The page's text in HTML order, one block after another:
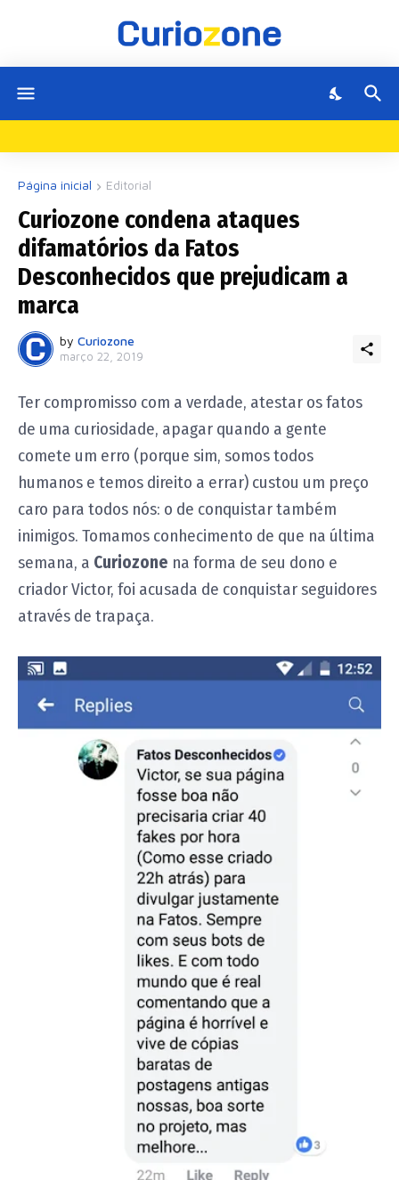
Página inicial Editorial
Curiozone condena ataques
difamatórios da Fatos
Desconhecidos que prejudicam a
marca
by Curiozone
março 22, 2019
Ter compromisso com a verdade, atestar os fatos
de uma curiosidade, apagar quando a gente
comete um erro (porque sim, somos todos
humanos e temos direito a errar) custou um preço
caro para todos nós: o de conquistar também
inimigos. Tomamos conhecimento de que na última
semana, a Curiozone na forma de seu dono e
criador Victor, foi acusada de conquistar seguidores
através de trapaça.